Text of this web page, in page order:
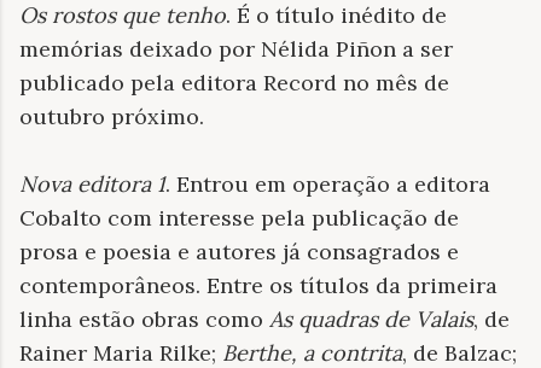
Os rostos que tenho. É o título inédito de
memórias deixado por Nélida Piñon a ser
publicado pela editora Record no mês de
outubro próximo.
Nova editora 1. Entrou em operação a editora
Cobalto com interesse pela publicação de
prosa e poesia e autores já consagrados e
contemporâneos. Entre os títulos da primeira
linha estão obras como As quadras de Valais, de
Rainer Maria Rilke; Berthe, a contrita, de Balzac;